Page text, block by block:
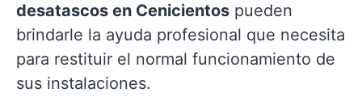
desatascos en Cenicientos pueden
brindarle la ayuda profesional que necesita
para restituir el normal funcionamiento de
sus instalaciones.